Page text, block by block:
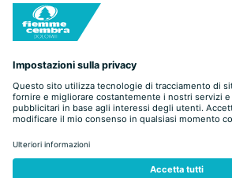
COOKIES
DICHIARAZIONE DI ACCESSIBILITÀ